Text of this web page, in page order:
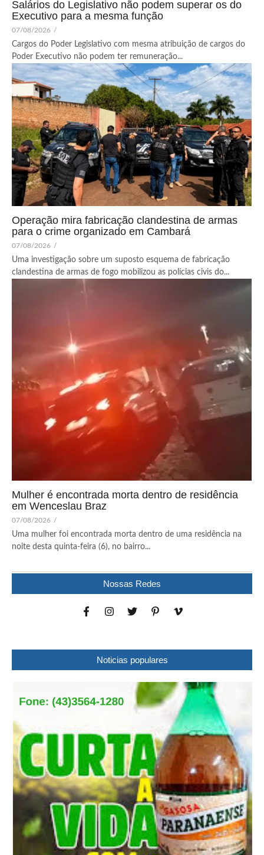
Salários do Legislativo não podem superar os do
Executivo para a mesma função
07/08/2026 /
Cargos do Poder Legislativo com mesma atribuição de cargos do
Poder Executivo não podem ter remuneração...
Operação mira fabricação clandestina de armas
para o crime organizado em Cambará
07/08/2026 /
Uma investigação sobre um suposto esquema de fabricação
clandestina de armas de fogo mobilizou as polícias civis do...
Mulher é encontrada morta dentro de residência
em Wenceslau Braz
07/08/2026 /
Uma mulher foi encontrada morta dentro de uma residência na
noite desta quinta-feira (6), no bairro...
Nossas Redes
Noticias populares